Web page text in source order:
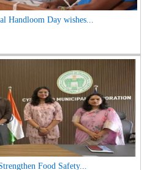
Handloom Day wishes...
Food Safety...